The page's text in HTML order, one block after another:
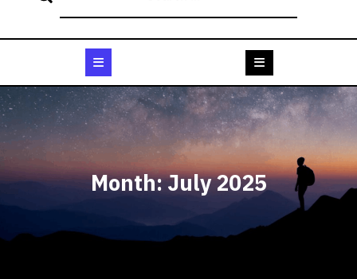
Button
Month:July 2025